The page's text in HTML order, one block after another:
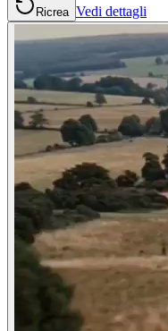
Ricrea Vedi dettagli